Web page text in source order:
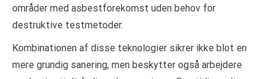
områder med asbestforekomst uden behov for
destruktive testmetoder.
Kombinationen af disse teknologier sikrer ikke blot en
mere grundig sanering, men beskytter også arbejdere